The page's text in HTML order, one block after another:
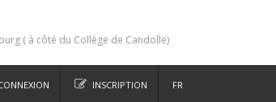
( à côté du Collège de Candolle)
INSCRIPTION FR